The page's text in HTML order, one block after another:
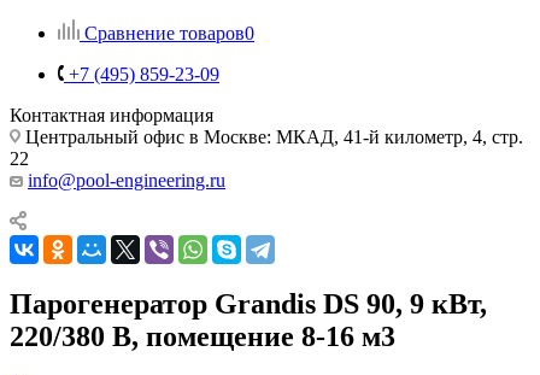
Сравнение товаров0
+7 (495) 859-23-09
Контактная информация
Центральный офис в Москве: МКАД, 41-й километр, 4, стр.
22
info@pool-engineering.ru
Парогенератор Grandis DS 90, 9 кВт,
220/380 В, помещение 8-16 м3